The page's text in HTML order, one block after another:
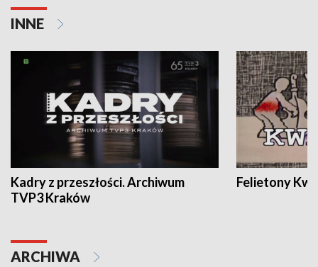
INNE
Kadry z przeszłości. Archiwum
TVP3 Kraków
Felietony
ARCHIWA